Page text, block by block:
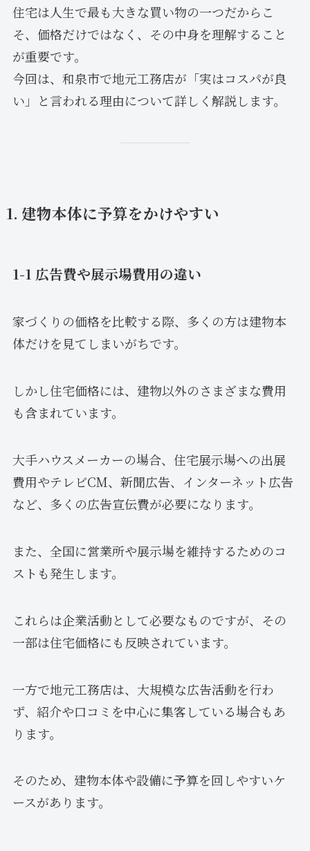
住宅は人生で最も大きな買い物の一つだからこ
そ、価格だけではなく、その中身を理解すること
が重要です。
今回は、和泉市で地元工務店が「実はコスパが良
い」と言われる理由について詳しく解説します。
1. 建物本体に予算をかけやすい
1-1 広告費や展示場費用の違い
家づくりの価格を比較する際、多くの方は建物本
体だけを見てしまいがちです。
しかし住宅価格には、建物以外のさまざまな費用
も含まれています。
大手ハウスメーカーの場合、住宅展示場への出展
費用やテレビCM、新聞広告、インターネット広告
など、多くの広告宣伝費が必要になります。
また、全国に営業所や展示場を維持するためのコ
ストも発生します。
これらは企業活動として必要なものですが、その
一部は住宅価格にも反映されています。
一方で地元工務店は、大規模な広告活動を行わ
ず、紹介や口コミを中心に集客している場合もあ
ります。
そのため、建物本体や設備に予算を回しやすいケ
ースがあります。